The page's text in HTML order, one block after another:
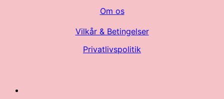
Om os
Vilkår & Betingelser
Privatlivspolitik